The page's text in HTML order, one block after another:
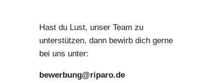
Hast du Lust, unser Team zu
unterstützen, dann bewirb dich gerne
bei uns unter:
bewerbung@riparo.de